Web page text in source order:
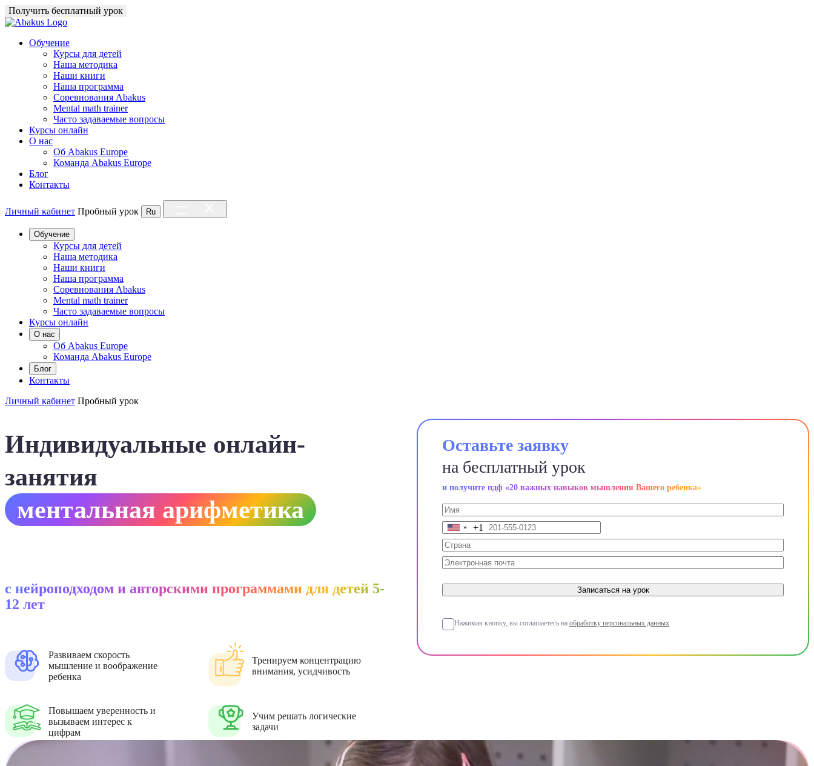
Получить бесплатный урок
Обучение
Курсы для детей
Наша методика
Наши книги
Наша программа
Соревнования Abakus
Mental math trainer
Часто задаваемые вопросы
Курсы онлайн
О нас
Об Abakus Europe
Команда Abakus Europe
Блог
Контакты
Личный кабинет Пробный урок Ru
Обучение
Курсы для детей
Наша методика
Наши книги
Наша программа
Соревнования Abakus
Mental math trainer
Часто задаваемые вопросы
Курсы онлайн
О нас
Об Abakus Europe
Команда Abakus Europe
Блог
Контакты
Личный кабинет Пробный урок
Индивидуальные онлайн-
занятия
ментальная арифметика
с нейроподходом и авторскими программами для детей 5-
12 лет
Развиваем скорость
мышление и воображение
ребенка
Тренируем концентрацию
внимания, усидчивость
Повышаем уверенность и
вызываем интерес к
цифрам
Учим решать логические
задачи
Оставьте заявку
на бесплатный урок
и получите пдф «20 важных навыков мышления Вашего ребенка»
United
States
+1
+1
Записаться на урок
Нажимая кнопку, вы соглашаетесь на обработку персональных данных